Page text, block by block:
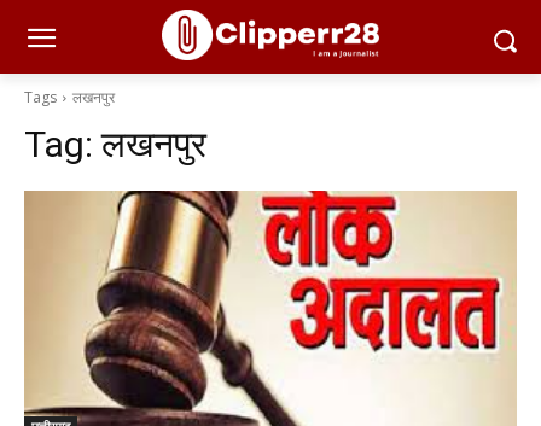
Tags लखनपुर
Tag:लखनपुर